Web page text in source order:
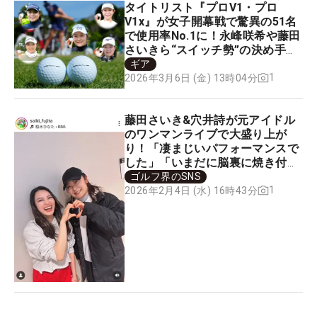
タイトリスト『プロV1・プロ
V1x』が女子開幕戦で驚異の51名
で使用率No.1に！永峰咲希や藤田
さいきら“スイッチ勢”の決め手と
は？
ギア
2026年3月6日 (金) 13時04分
1
藤田さいき&穴井詩が元アイドル
のワンマンライブで大盛り上が
り！「凄まじいパフォーマンスで
した」「いまだに脳裏に焼き付い
ています」
ゴルフ界のSNS
2026年2月4日 (水) 16時43分
1